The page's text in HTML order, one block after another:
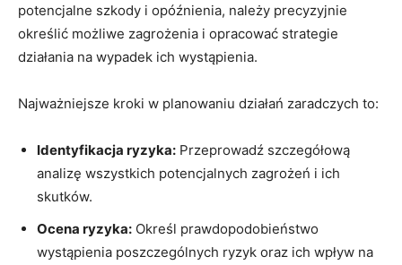
potencjalne szkody i opóźnienia, należy precyzyjnie
określić możliwe zagrożenia i opracować⁣ strategie
działania na wypadek ich wystąpienia.
Najważniejsze kroki w planowaniu ⁣działań zaradczych to:
Identyfikacja ryzyka: Przeprowadź szczegółową
analizę wszystkich‍ potencjalnych zagrożeń i⁢ ich
skutków.
Ocena ryzyka: Określ prawdopodobieństwo
wystąpienia poszczególnych ryzyk oraz ich wpływ na